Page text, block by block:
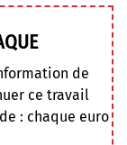
de
ce travail
: chaque euro